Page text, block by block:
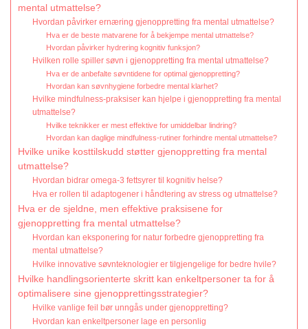
mental utmattelse?
Hvordan påvirker ernæring gjenoppretting fra mental utmattelse?
Hva er de beste matvarene for å bekjempe mental utmattelse?
Hvordan påvirker hydrering kognitiv funksjon?
Hvilken rolle spiller søvn i gjenoppretting fra mental utmattelse?
Hva er de anbefalte søvntidene for optimal gjenoppretting?
Hvordan kan søvnhygiene forbedre mental klarhet?
Hvilke mindfulness-praksiser kan hjelpe i gjenoppretting fra mental
utmattelse?
Hvilke teknikker er mest effektive for umiddelbar lindring?
Hvordan kan daglige mindfulness-rutiner forhindre mental utmattelse?
Hvilke unike kosttilskudd støtter gjenoppretting fra mental
utmattelse?
Hvordan bidrar omega-3 fettsyrer til kognitiv helse?
Hva er rollen til adaptogener i håndtering av stress og utmattelse?
Hva er de sjeldne, men effektive praksisene for
gjenoppretting fra mental utmattelse?
Hvordan kan eksponering for natur forbedre gjenoppretting fra
mental utmattelse?
Hvilke innovative søvnteknologier er tilgjengelige for bedre hvile?
Hvilke handlingsorienterte skritt kan enkeltpersoner ta for å
optimalisere sine gjenopprettingsstrategier?
Hvilke vanlige feil bør unngås under gjenoppretting?
Hvordan kan enkeltpersoner lage en personlig